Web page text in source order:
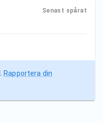
Senast spårat
Rapportera din